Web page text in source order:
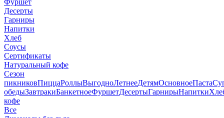
Фуршет
Десерты
Гарниры
Напитки
Хлеб
Соусы
Сертификаты
Натуральный кофе
Сезон
пикниковПиццаРоллыВыгодноЛетнееДетямОсновноеПаста
обедыЗавтракиБанкетноеФуршетДесертыГарнирыНапитки
кофе
Все